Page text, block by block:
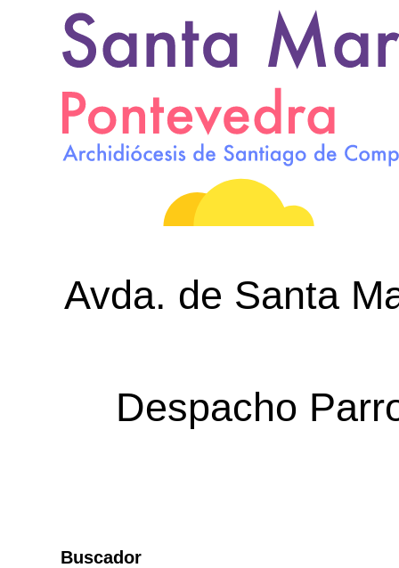
Avda. de Santa
Despacho
Buscador